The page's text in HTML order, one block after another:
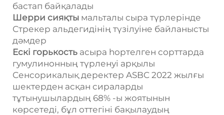
бастап байқалады
Шерри сияқты мальталы сыра түрлерінде
Стрекер альдегидінің түзілуіне байланысты
дәмдер
Ескі горькость асыра hopтелген сорттарда
гумулинонның түрленуі арқылы
Сенсорикалық деректер ASBC 2022 жылғы
шектерден асқан сираларды
тұтынушылардың 68% -ы жоятынын
көрсетеді, бұл оттегіні бақылаудың